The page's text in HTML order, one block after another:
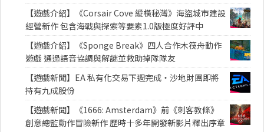
【遊戲介紹】《Corsair Cove 縱橫秘灣》海盜城市建設
經營新作 包含海戰與探索等要素1.0版極度好評中
【遊戲介紹】《Sponge Break》四人合作木筏舟動作
遊戲 通過語音協調與解謎並救助掉隊隊友
【遊戲新聞】EA 私有化交易下週完成・沙地財團即將
持有九成股份
【遊戲新聞】《1666: Amsterdam》前《刺客教條》
創意總監動作冒險新作 歷時十多年開發新影片釋出序章